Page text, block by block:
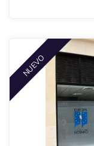
NUEVO